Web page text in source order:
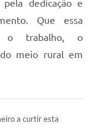
dedicação e
Que essa
o trabalho, o
meio rural em
a curtir esta